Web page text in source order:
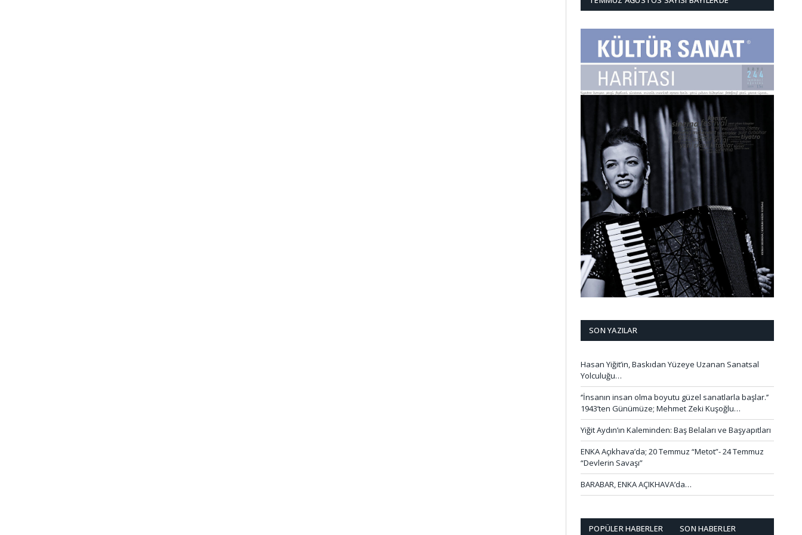
SON YAZILAR
Hasan Yiğit’in, Baskıdan Yüzeye Uzanan Sanatsal
Yolculuğu…
‘’İnsanın insan olma boyutu güzel sanatlarla başlar.’’
1943’ten Günümüze; Mehmet Zeki Kuşoğlu…
Yiğit Aydın’ın Kaleminden: Baş Belaları ve Başyapıtları
ENKA Açıkhava’da; 20 Temmuz “Metot”- 24 Temmuz
“Devlerin Savaşı”
BARABAR, ENKA AÇIKHAVA’da…
POPÜLER HABERLER SON HABERLER